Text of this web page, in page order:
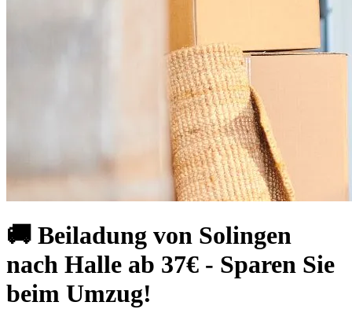
🚚 Beiladung von Solingen
nach Halle ab 37€ - Sparen Sie
beim Umzug!